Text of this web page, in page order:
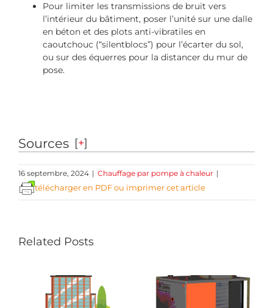
Pour limiter les transmissions de bruit vers
l’intérieur du bâtiment, poser l’unité sur une dalle
en béton et des plots anti-vibratiles en
caoutchouc (“silentblocs”) pour l’écarter du sol,
ou sur des équerres pour la distancer du mur de
pose.
Sources [+]
16 septembre, 2024 | Chauffage par pompe à chaleur |
télécharger en PDF ou imprimer cet article
Related Posts